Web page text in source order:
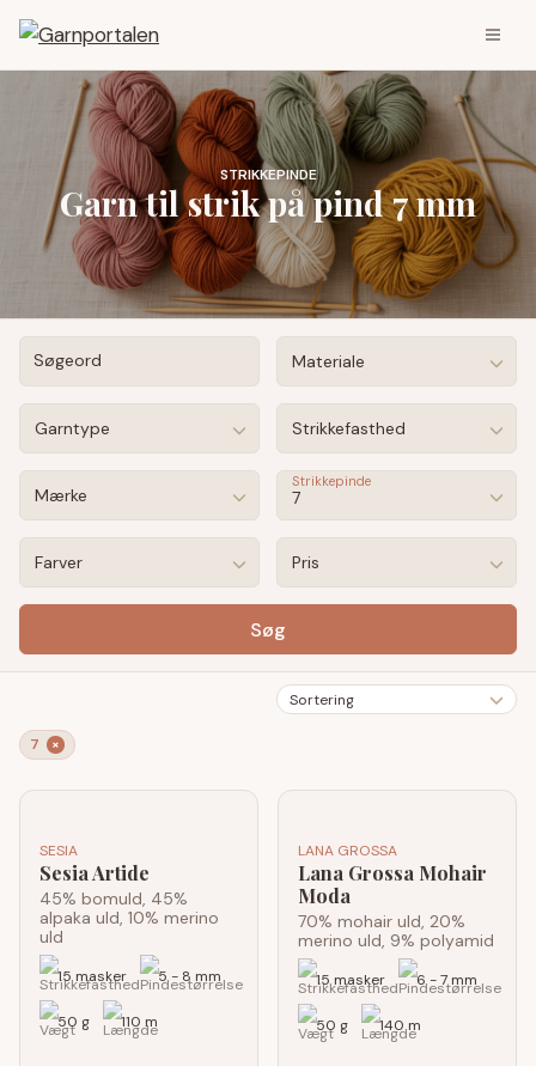
STRIKKEPINDE
Garn til strik på pind 7 mm
Søgeord Materiale
Garntype Strikkefasthed
Mærke 7
Strikkepinde
Farver Pris
Søg
Sortering
7 ×
SESIA
Sesia Artide
45% bomuld, 45%
alpaka uld, 10% merino
uld
15 masker 5 - 8 mm
50 g 110 m
LANA GROSSA
Lana Grossa Mohair
Moda
70% mohair uld, 20%
merino uld, 9% polyamid
15 masker 6 - 7 mm
50 g 140 m